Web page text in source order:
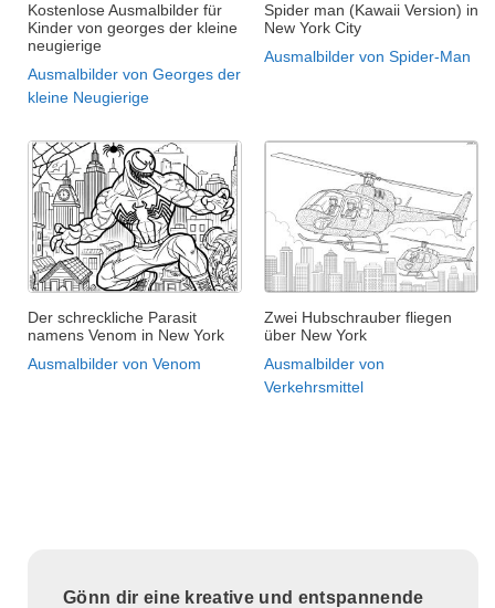
Kostenlose Ausmalbilder für
Kinder von georges der kleine
neugierige
Ausmalbilder von Georges der
kleine Neugierige
Spider man (Kawaii Version) in
New York City
Ausmalbilder von Spider-Man
Der schreckliche Parasit
namens Venom in New York
Ausmalbilder von Venom
Zwei Hubschrauber fliegen
über New York
Ausmalbilder von
Verkehrsmittel
Gönn dir eine kreative und entspannende